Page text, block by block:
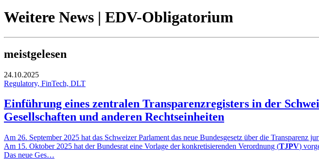
Weitere News | EDV-Obligatorium
meistgelesen
24.10.2025
Regulatory, FinTech, DLT
Einführung eines zentralen Transparenzregisters in der
Gesellschaften und anderen Rechtseinheiten
Am 26. September 2025 hat das Schweizer Parlament das neue Bundesgesetz über die
Am 15. Oktober 2025 hat der Bundesrat eine Vorlage der konkretisierenden Verordnung (TJPV)
Das neue Ges…